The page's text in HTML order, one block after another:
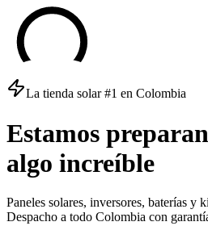
La tienda solar #1 en Colombia
Estamos
algo increíble
Paneles solares, inversores, baterías y
Despacho a todo Colombia con